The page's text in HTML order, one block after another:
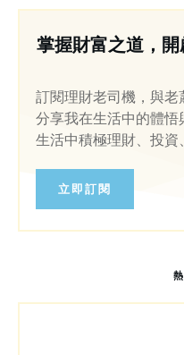
掌握財富之道，
訂閱理財老司機，與
分享我在生活中的體
生活中積極理財、投資
立即訂閱